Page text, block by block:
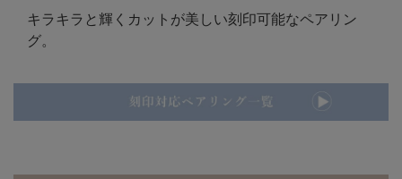
キラキラと輝くカットが美しい刻印可能なペアリン
グ。